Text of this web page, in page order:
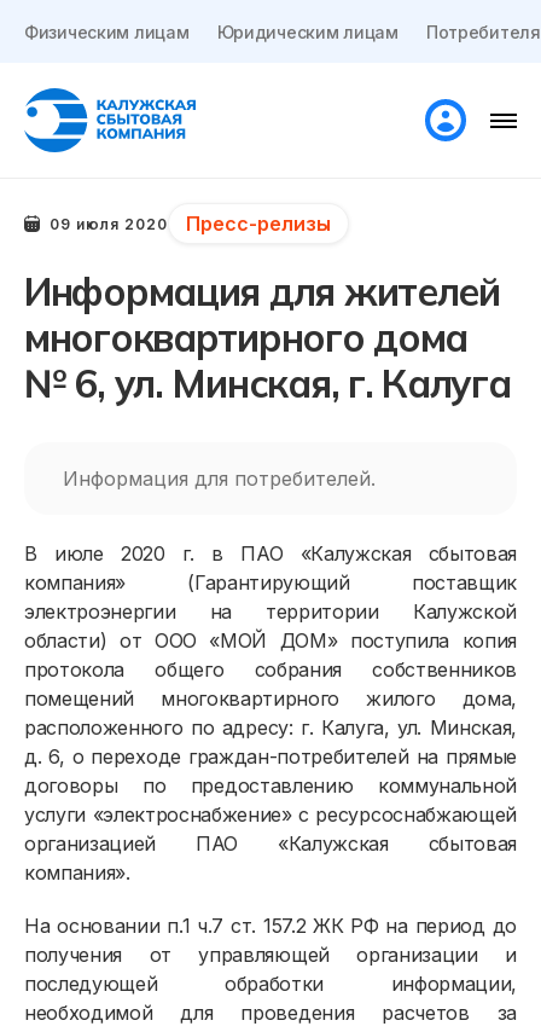
Физическим лицам Юридическим лицам
09 июля 2020 Пресс-релизы
Информация для жителей
многоквартирного дома
№ 6, ул. Минская, г. Калуга
Информация для потребителей.
В июле 2020 г. в ПАО «Калужская сбытовая
компания» (Гарантирующий поставщик
электроэнергии на территории Калужской
области) от ООО «МОЙ ДОМ» поступила копия
протокола общего собрания собственников
помещений многоквартирного жилого дома,
расположенного по адресу: г. Калуга, ул. Минская,
д. 6, о переходе граждан-потребителей на прямые
договоры по предоставлению коммунальной
услуги «электроснабжение» с ресурсоснабжающей
организацией ПАО «Калужская сбытовая
компания».
На основании п.1 ч.7 ст. 157.2 ЖК РФ на период до
получения от управляющей организации и
последующей обработки информации,
необходимой для проведения расчетов за